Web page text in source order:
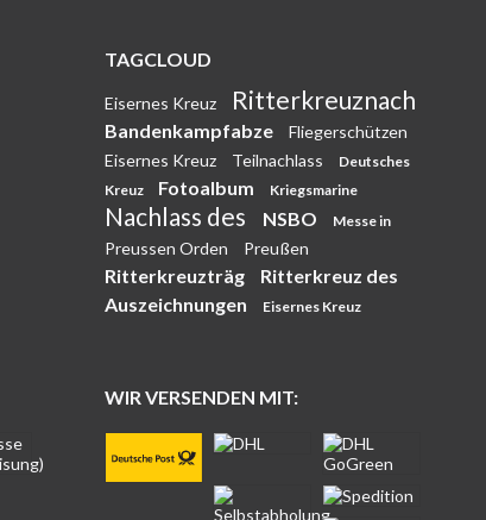
TAGCLOUD
Eisernes Kreuz Ritterkreuznach
Bandenkampfabze
Fliegerschützen
Eisernes Kreuz
Teilnachlass
Deutsches
Kreuz
Fotoalbum Kriegsmarine
Nachlass des NSBO Messe in
Preussen Orden Preußen
Ritterkreuzträg
Ritterkreuz des
Auszeichnungen
Eisernes Kreuz
WIR VERSENDEN MIT: